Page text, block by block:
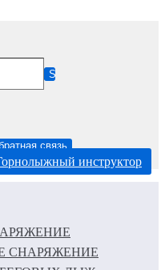
связь
инструктор
СНАРЯЖЕНИЕ